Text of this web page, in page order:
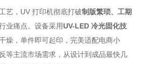
艺，UV 打印机彻底打破制版繁琐、工期
业痛点。设备采用UV-LED 冷光固化技
燥，单件即可起印，完美适配电商小
等主流市场需求，从设计到成品最快几